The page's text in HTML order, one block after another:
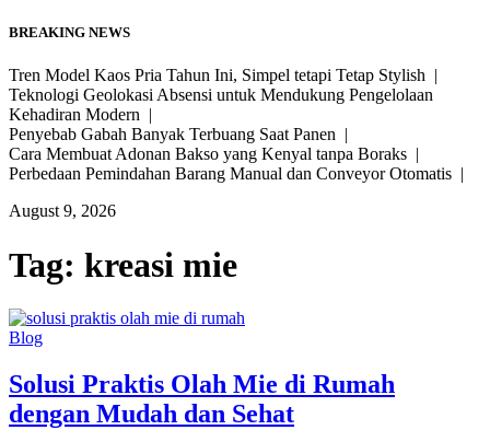
BREAKING NEWS
Tren Model Kaos Pria Tahun Ini, Simpel tetapi Tetap Stylish |
Teknologi Geolokasi Absensi untuk Mendukung Pengelolaan
Kehadiran Modern |
Penyebab Gabah Banyak Terbuang Saat Panen |
Cara Membuat Adonan Bakso yang Kenyal tanpa Boraks |
Perbedaan Pemindahan Barang Manual dan Conveyor Otomatis |
August 9, 2026
Tag: kreasi mie
Blog
Solusi Praktis Olah Mie di Rumah
dengan Mudah dan Sehat